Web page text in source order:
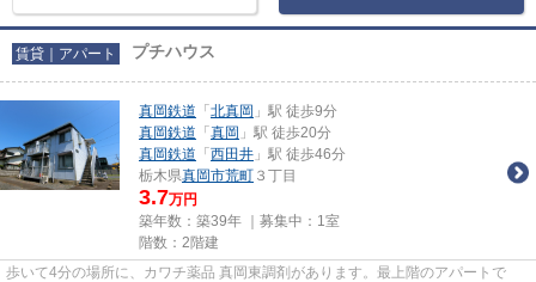
賃貸｜アパート プチハウス
真岡鉄道 「 北真岡 」駅 徒歩9分
真岡鉄道 「 真岡 」駅 徒歩20分
真岡鉄道 「 西田井 」駅 徒歩46分
栃木県真岡市荒町 ３丁目
3.7万円
築年数：築39年 ｜募集中： 1室
階数：2階建
歩いて4分の場所に、カワチ薬品 真岡東調剤があります。最上階のアパートで